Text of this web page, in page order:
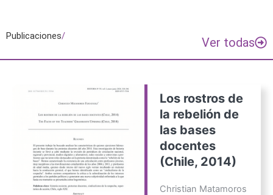
Publicaciones/ Ver todas
Los rostros de
la rebelión de
las bases
docentes
(Chile, 2014)
Christian Matamoros